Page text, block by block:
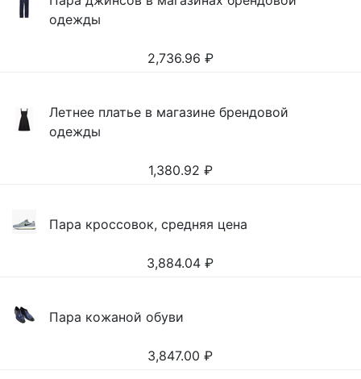
одежды
2,736.96 ₽
Летнее платье в магазине брендовой
одежды
1,380.92 ₽
Пара кроссовок, средняя цена
3,884.04 ₽
Пара кожаной обуви
3,847.00 ₽